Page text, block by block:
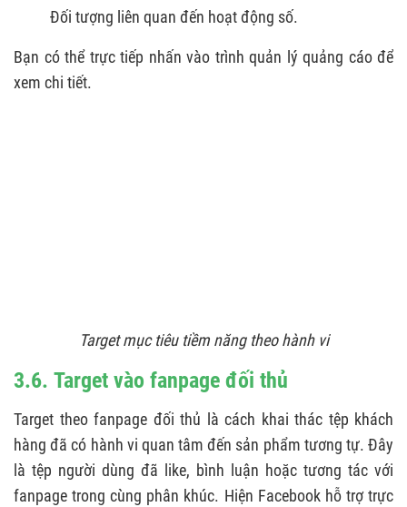
Đối tượng liên quan đến hoạt động số.
Bạn có thể trực tiếp nhấn vào trình quản lý quảng cáo để
xem chi tiết.
Target mục tiêu tiềm năng theo hành vi
3.6. Target vào fanpage đối thủ
Target theo fanpage đối thủ là cách khai thác tệp khách
hàng đã có hành vi quan tâm đến sản phẩm tương tự. Đây
là tệp người dùng đã like, bình luận hoặc tương tác với
fanpage trong cùng phân khúc. Hiện Facebook hỗ trợ trực